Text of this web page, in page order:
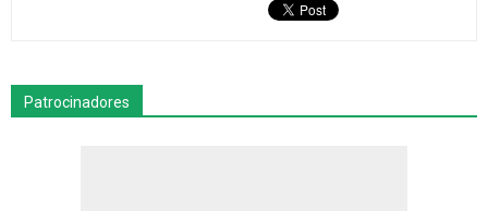
Patrocinadores